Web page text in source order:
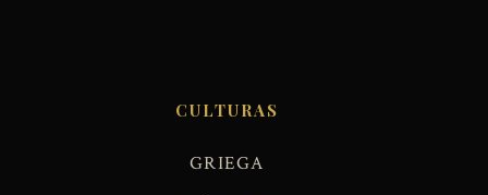
CULTURAS
GRIEGA